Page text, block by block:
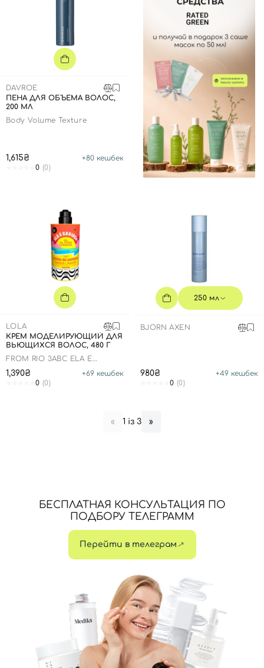
DAVROE
ПЕНА ДЛЯ ОБЪЕМА ВОЛОС,
200 МЛ
Body Volume Texture
1,615₴ +80 кешбек
0 (0)
LOLA
КРЕМ МОДЕЛИРУЮЩИЙ ДЛЯ
ВЬЮЩИХСЯ ВОЛОС, 480 Г
FROM RIO 3ABC ELA É
1,390₴ +69 кешбек
0 (0)
250 мл
BJORN AXEN
980₴ +49 кешбек
0 (0)
« 1 із 3 »
БЕСПЛАТНАЯ КОНСУЛЬТАЦИЯ ПО
ПОДБОРУ ТЕЛЕГРАММ
Перейти в телеграм
Регистрация
Номер телефона
Отправляя форму для авторизации/регистрации, вы
принимаете условия
Пользовательские соглашения
Войти с помощью e-mail